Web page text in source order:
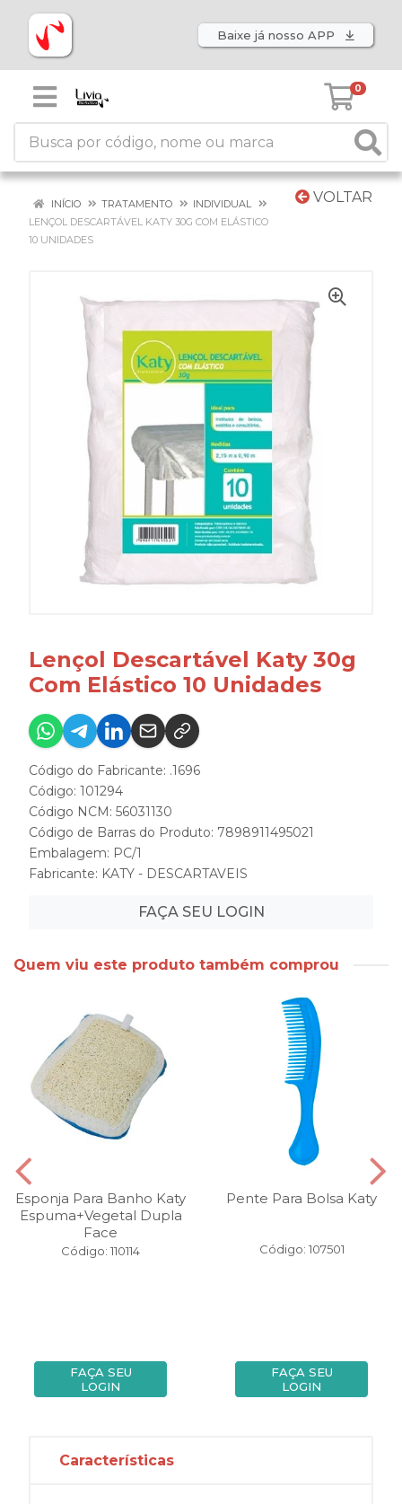
Baixe já nosso APP
0
VOLTAR
INÍCIO TRATAMENTO
INDIVIDUAL
LENÇOL DESCARTÁVEL KATY 30G COM ELÁSTICO
10 UNIDADES
Lençol Descartável Katy 30g
Com Elástico 10 Unidades
Código do Fabricante: .1696
Código: 101294
Código NCM: 56031130
Código de Barras do Produto: 7898911495021
Embalagem: PC/1
Fabricante: KATY - DESCARTAVEIS
FAÇA SEU LOGIN
Quem viu este produto também comprou
Esponja Para Banho Katy
Espuma+Vegetal Dupla
Face
Código: 110114
FAÇA SEU
LOGIN
Pente Para Bolsa Katy
Código: 107501
FAÇA SEU
LOGIN
Características